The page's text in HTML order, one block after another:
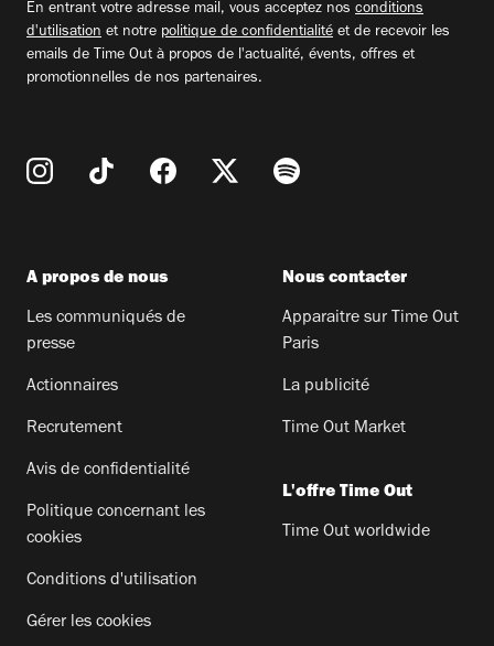
En entrant votre adresse mail, vous acceptez nos conditions
d'utilisation et notre politique de confidentialité et de recevoir les
emails de Time Out à propos de l'actualité, évents, offres et
promotionnelles de nos partenaires.
A propos de nous
Les communiqués de
presse
Actionnaires
Recrutement
Avis de confidentialité
Politique concernant les
cookies
Conditions d'utilisation
Gérer les cookies
Nous contacter
Apparaitre sur Time Out
Paris
La publicité
Time Out Market
L'offre Time Out
Time Out worldwide